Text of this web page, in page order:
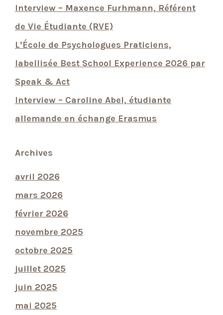
Interview – Maxence Furhmann, Référent
de Vie Étudiante (RVE)
L’École de Psychologues Praticiens,
labellisée Best School Experience 2026 par
Speak & Act
Interview – Caroline Abel, étudiante
allemande en échange Erasmus
Archives
avril 2026
mars 2026
février 2026
novembre 2025
octobre 2025
juillet 2025
juin 2025
mai 2025